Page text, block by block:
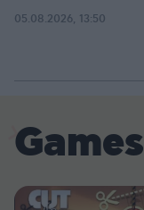
05.08.2026, 13:50
Games